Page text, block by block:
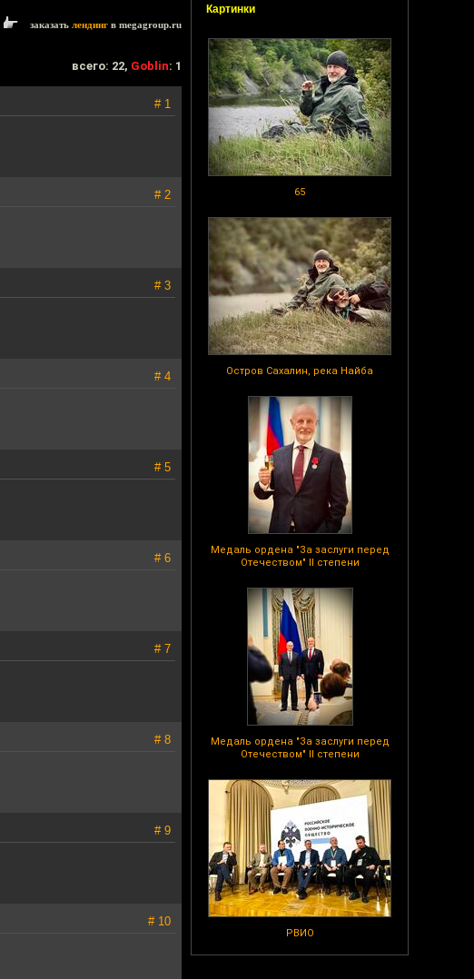
Картинки
65
Остров Сахалин, река Найба
Медаль ордена "За заслуги перед
Отечеством" II степени
Медаль ордена "За заслуги перед
Отечеством" II степени
РВИО
заказать лендинг в megagroup.ru
всего: 22, Goblin: 1
# 1
# 2
# 3
# 4
# 5
# 6
# 7
# 8
# 9
# 10